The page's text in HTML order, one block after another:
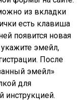
из вкладки
есть клавиша
появится новая
эмейл,
После
эмейл»
для
инструкцией.